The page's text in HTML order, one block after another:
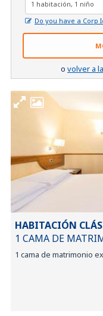
Do you have a Corp
o volver a
HABITACIÓN
1 CAMA DE
1 cama de matrimonio